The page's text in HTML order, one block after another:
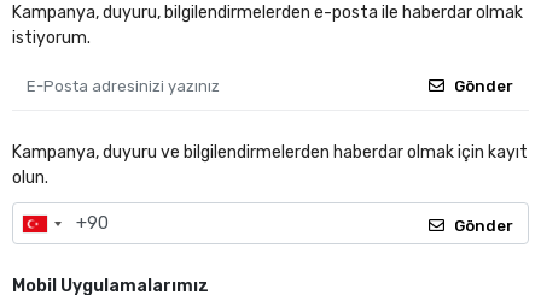
Kampanya, duyuru, bilgilendirmelerden e-posta ile haberdar olmak
istiyorum.
Gönder
Kampanya, duyuru ve bilgilendirmelerden haberdar olmak için kayıt
olun.
Gönder
Mobil Uygulamalarımız